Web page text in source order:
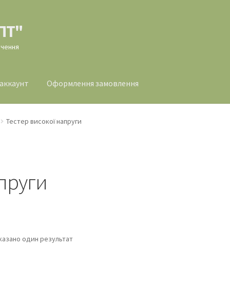
Оформлення замовлення
замовлення
Тестер високої напруги
один результат